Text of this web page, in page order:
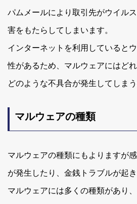
パムメールにより取引先がウイル
害をもたらしてしまいます。
インターネットを利用していると
性があるため、マルウェアにはど
どのような不具合が発生してしま
マルウェアの種類
マルウェアの種類にもよりますが
が発生したり、金銭トラブルが起
マルウェアには多くの種類があり